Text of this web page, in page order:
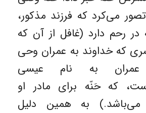
می‌کرد که فرزند مذکور،
رحم دارد (غافل از آن که
که خداوند به عمران وحی
عمران به نام عیسی
است، که حَنّه برای مادر او
می‌باشد.) به همین دلیل